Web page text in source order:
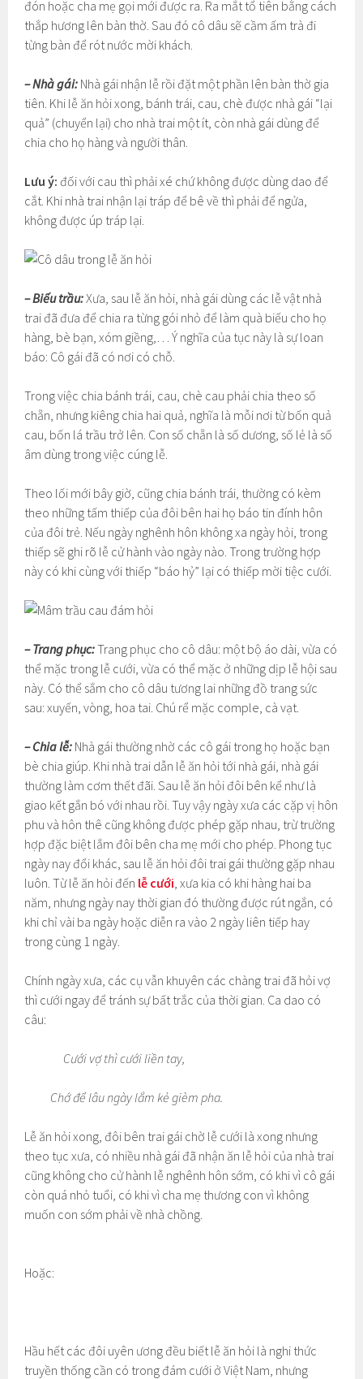
đón hoặc cha mẹ gọi mới được ra. Ra mắt tổ tiên bằng cách
thắp hương lên bàn thờ. Sau đó cô dâu sẽ cầm ấm trà đi
từng bàn để rót nước mời khách.
– Nhà gái: Nhà gái nhận lễ rồi đặt một phần lên bàn thờ gia
tiên. Khi lễ ăn hỏi xong, bánh trái, cau, chè được nhà gái “lại
quả” (chuyển lại) cho nhà trai một ít, còn nhà gái dùng để
chia cho họ hàng và người thân.
Lưu ý: đối với cau thì phải xé chứ không được dùng dao để
cắt. Khi nhà trai nhận lại tráp để bê về thì phải để ngửa,
không được úp tráp lại.
– Biếu trầu:Xưa, sau lễ ăn hỏi, nhà gái dùng các lễ vật nhà
trai đã đưa để chia ra từng gói nhỏ để làm quà biếu cho họ
hàng, bè bạn, xóm giềng,… Ý nghĩa của tục này là sự loan
báo: Cô gái đã có nơi có chỗ.
Trong việc chia bánh trái, cau, chè cau phải chia theo số
chẵn, nhưng kiêng chia hai quả, nghĩa là mỗi nơi từ bốn quả
cau, bốn lá trầu trở lên. Con số chẵn là số dương, số lẻ là số
âm dùng trong việc cúng lễ.
Theo lối mới bây giờ, cũng chia bánh trái, thường có kèm
theo những tấm thiếp của đôi bên hai họ báo tin đính hôn
của đôi trẻ. Nếu ngày nghênh hôn không xa ngày hỏi, trong
thiếp sẽ ghi rõ lễ cử hành vào ngày nào. Trong trường hợp
này có khi cùng với thiếp “báo hỷ” lại có thiếp mời tiệc cưới.
– Trang phục:Trang phục cho cô dâu: một bộ áo dài, vừa có
thể mặc trong lễ cưới, vừa có thể mặc ở những dịp lễ hội sau
này. Có thể sắm cho cô dâu tương lai những đồ trang sức
sau: xuyến, vòng, hoa tai. Chú rể mặc comple, cà vạt.
– Chia lễ: Nhà gái thường nhờ các cô gái trong họ hoặc bạn
bè chia giúp. Khi nhà trai dẫn lễ ăn hỏi tới nhà gái, nhà gái
thường làm cơm thết đãi. Sau lễ ăn hỏi đôi bên kể như là
giao kết gắn bó với nhau rồi. Tuy vậy ngày xưa các cặp vị hôn
phu và hôn thê cũng không được phép gặp nhau, trừ trường
hợp đặc biệt lắm đôi bên cha mẹ mới cho phép. Phong tục
ngày nay đổi khác, sau lễ ăn hỏi đôi trai gái thường gặp nhau
luôn. Từ lễ ăn hỏi đến lễ cưới , xưa kia có khi hàng hai ba
năm, nhưng ngày nay thời gian đó thường được rút ngắn, có
khi chỉ vài ba ngày hoặc diễn ra vào 2 ngày liên tiếp hay
trong cùng 1 ngày.
Chính ngày xưa, các cụ vẫn khuyên các chàng trai đã hỏi vợ
thì cưới ngay để tránh sự bất trắc của thời gian. Ca dao có
câu:
Cưới vợ thì cưới liền tay,
Chớ để lâu ngày lắm kẻ gièm pha.
Lễ ăn hỏi xong, đôi bên trai gái chờ lễ cưới là xong nhưng
theo tục xưa, có nhiều nhà gái đã nhận ăn lễ hỏi của nhà trai
cũng không cho cử hành lễ nghênh hôn sớm, có khi vì cô gái
còn quá nhỏ tuổi, có khi vì cha mẹ thương con vì không
muốn con sớm phải về nhà chồng.
Hoặc:
Hầu hết các đôi uyên ương đều biết lễ ăn hỏi là nghi thức
truyền thống cần có trong đám cưới ở Việt Nam, nhưng